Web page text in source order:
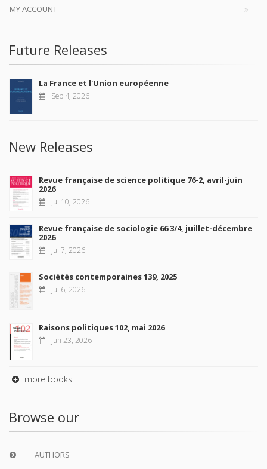
MY ACCOUNT
Future Releases
La France et l'Union européenne
Sep 4, 2026
New Releases
Revue française de science politique 76-2, avril-juin
2026
Jul 10, 2026
Revue française de sociologie 66 3/4, juillet-décembre
2026
Jul 7, 2026
Sociétés contemporaines 139, 2025
Jul 6, 2026
Raisons politiques 102, mai 2026
Jun 23, 2026
more books
Browse our
AUTHORS